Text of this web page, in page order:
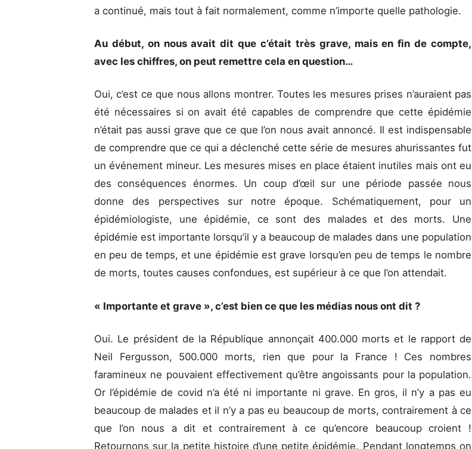
a continué, mais tout à fait normalement, comme n’importe quelle pathologie.
Au début, on nous avait dit que c’était très grave, mais en fin de compte,
avec les chiffres, on peut remettre cela en question…
Oui, c’est ce que nous allons montrer. Toutes les mesures prises n’auraient pas
été nécessaires si on avait été capables de comprendre que cette épidémie
n’était pas aussi grave que ce que l’on nous avait annoncé. Il est indispensable
de comprendre que ce qui a déclenché cette série de mesures ahurissantes fut
un événement mineur. Les mesures mises en place étaient inutiles mais ont eu
des conséquences énormes. Un coup d’œil sur une période passée nous
donne des perspectives sur notre époque. Schématiquement, pour un
épidémiologiste, une épidémie, ce sont des malades et des morts. Une
épidémie est importante lorsqu’il y a beaucoup de malades dans une population
en peu de temps, et une épidémie est grave lorsqu’en peu de temps le nombre
de morts, toutes causes confondues, est supérieur à ce que l’on attendait.
« Importante et grave », c’est bien ce que les médias nous ont dit ?
Oui. Le président de la République annonçait 400.000 morts et le rapport de
Neil Fergusson, 500.000 morts, rien que pour la France ! Ces nombres
faramineux ne pouvaient effectivement qu’être angoissants pour la population.
Or l’épidémie de covid n’a été ni importante ni grave. En gros, il n’y a pas eu
beaucoup de malades et il n’y a pas eu beaucoup de morts, contrairement à ce
que l’on nous a dit et contrairement à ce qu’encore beaucoup croient !
Retournons sur la petite histoire d’une petite épidémie. Pendant longtemps on